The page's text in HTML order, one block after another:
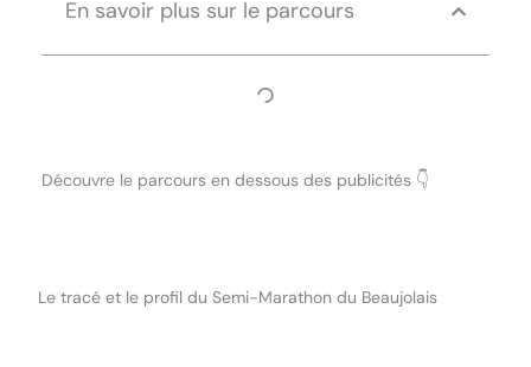
En savoir plus sur le parcours
Découvre le parcours en dessous des publicités 👇
Le tracé et le profil du Semi-Marathon du Beaujolais